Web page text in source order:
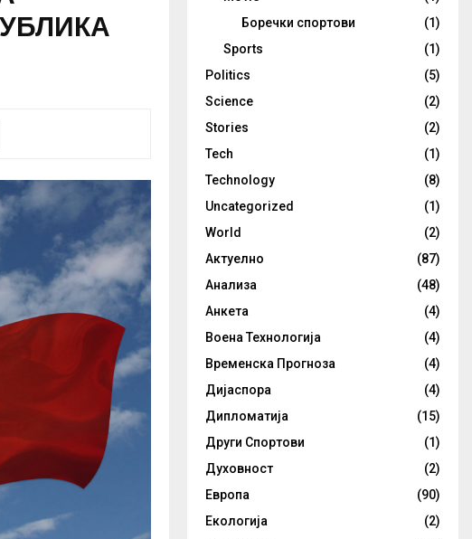
Боречки спортови
(1)
Sports
(1)
Politics
(5)
Science
(2)
Stories
(2)
Tech
(1)
Technology
(8)
Uncategorized
(1)
World
(2)
Актуелно
(87)
Анализа
(48)
Анкета
(4)
Воена Технологија
(4)
Временска Прогноза
(4)
Дијаспора
(4)
Дипломатија
(15)
Други Спортови
(1)
Духовност
(2)
Европа
(90)
Екологија
(2)